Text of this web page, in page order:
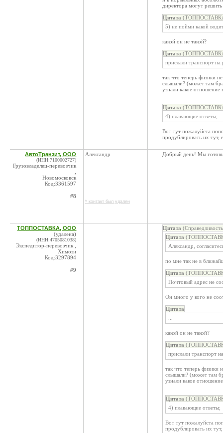
директора могут
Цитата
5) не пойми какой
какой он не такой?
Цитата
прислали транспорт на
так что теперь физики
слышали? (может там
узнали какое
Цитата
4) плавающие ответы;
Вот тут пожалуйста
продублировать их тут,
АвтоТранзит, ООО
(ИНН:7100002727)
Грузовладелец-перевозчик
Новомосковск
Код:3361597
#8
Александр
* контакт был удален
Добрый день! Мы готовы
ТОППОСТАВКА, ООО
(удалена)
(ИНН:4705081038)
Экспедитор-перевозчик ,
Химози
Код:3297894
#9
Цитата
Цитата
Александр,
по мне так не в
Цитата
Почтовый адрес не
Он много у кого не
Цитата
какой он не такой?
Цитата
прислали транспорт
так что теперь физики
слышали? (может там
узнали какое
Цитата
4) плавающие ответы;
Вот тут пожалуйста
продублировать их